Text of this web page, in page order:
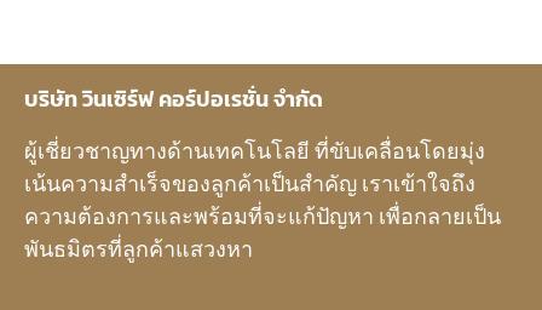
บริษัท วินเซิร์ฟ คอร์ปอเรชั่น จำกัด
ผู้เชี่ยวชาญทางด้านเทคโนโลยี ที่ขับเคลื่อนโดยมุ่ง
เน้นความสำเร็จของลูกค้าเป็นสำคัญ เราเข้าใจถึง
ความต้องการและพร้อมที่จะแก้ปัญหา เพื่อกลายเป็น
พันธมิตรที่ลูกค้าแสวงหา